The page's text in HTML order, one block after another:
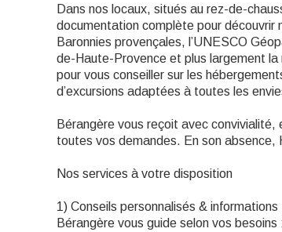
Dans nos locaux, situés au rez-de-
documentation complète pour découvrir
Baronnies provençales, l’UNESCO
de-Haute-Provence et plus largement
pour vous conseiller sur les
d’excursions adaptées à toutes les
Bérangère vous reçoit avec
toutes vos demandes. En son absence,
Nos services à votre disposition
1) Conseils personnalisés &
Bérangère vous guide selon vos